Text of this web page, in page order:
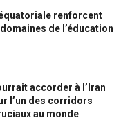
renforcent
de l’éducation
accorder à l’Iran
l’un des corridors
au monde